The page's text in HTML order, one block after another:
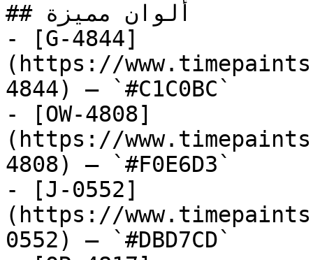
## ألوان مميزة
- [G-4844]
(https://
4844) — `#C1C0BC`
- [OW-4808]
(https://
4808) — `#F0E6D3`
- [J-0552]
(https://
0552) — `#DBD7CD`